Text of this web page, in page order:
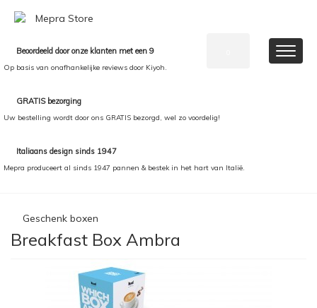
Beoordeeld door onze klanten met een 9
Op basis van onafhankelijke reviews door Kiyoh.
GRATIS bezorging
Uw bestelling wordt door ons GRATIS bezorgd, wel zo voordelig!
Italiaans design sinds 1947
Mepra produceert al sinds 1947 pannen & bestek in het hart van Italië.
Geschenk boxen
Breakfast Box Ambra